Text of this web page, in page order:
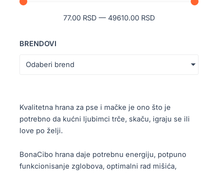
77.00 RSD — 49610.00 RSD
BRENDOVI
Odaberi brend
Kvalitetna hrana za pse i mačke je ono što je
potrebno da kućni ljubimci trče, skaču, igraju se ili
love po želji.
BonaCibo hrana daje potrebnu energiju, potpuno
funkcionisanje zglobova, optimalni rad mišića,